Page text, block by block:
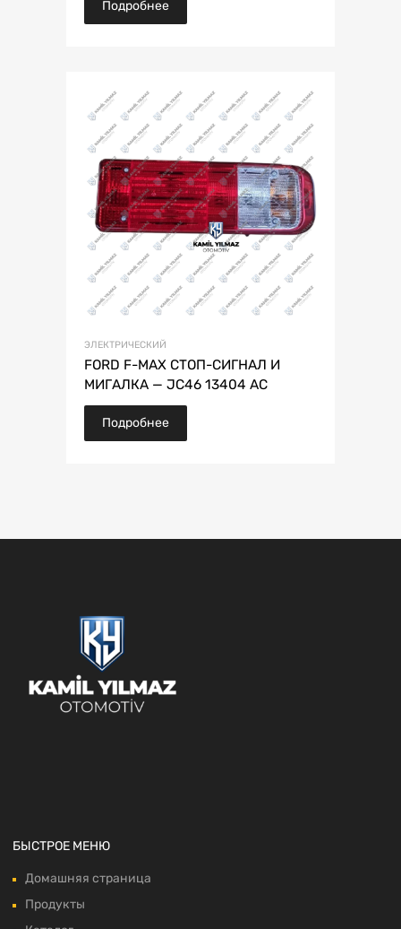
Подробнее
ЭЛЕКТРИЧЕСКИЙ
FORD F-MAX СТОП-СИГНАЛ И
МИГАЛКА — JC46 13404 AC
Подробнее
БЫСТРОЕ МЕНЮ
Домашняя страница
Продукты